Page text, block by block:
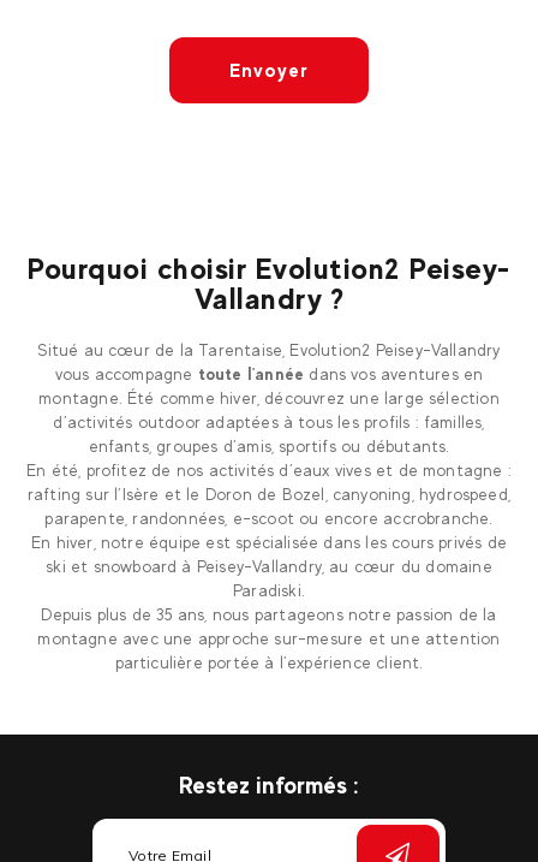
Envoyer
Pourquoi choisir Evolution2 Peisey-
Vallandry ?
Situé au cœur de la Tarentaise, Evolution2 Peisey-Vallandry
vous accompagne toute l’année dans vos aventures en
montagne. Été comme hiver, découvrez une large sélection
d’activités outdoor adaptées à tous les profils : familles,
enfants, groupes d’amis, sportifs ou débutants.
En été, profitez de nos activités d’eaux vives et de montagne :
rafting sur l’Isère et le Doron de Bozel, canyoning, hydrospeed,
parapente, randonnées, e-scoot ou encore accrobranche.
En hiver, notre équipe est spécialisée dans les cours privés de
ski et snowboard à Peisey-Vallandry, au cœur du domaine
Paradiski.
Depuis plus de 35 ans, nous partageons notre passion de la
montagne avec une approche sur-mesure et une attention
particulière portée à l’expérience client.
Restez informés :